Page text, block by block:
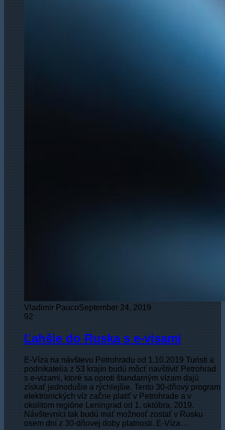
Vladimir PaucoSeptember 24, 2019
92
Ľahšie do Ruska s e-visami
E-Víza na návštevu Petrohradu od 1.10.2019 Turisti a
podnikatelia z 53 krajín budú môcť navštíviť Petrohrad
s e-vizami, ktoré sa oproti štandarným vízam dajú
získať jednodušie a rýchlejšie. Tento 30-dňový program
elektronických víz začne platiť v Petrohrade a v
okolitom regióne Leningrad od 1. októbra, 2019.
Návštevníci tak budú mať možnosť zostať v Rusku
osem dní z 30-dňovej doby platnosti. E-Víza…